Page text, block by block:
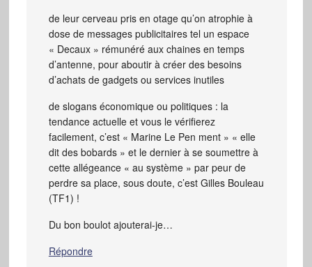
de leur cerveau pris en otage qu’on atrophie à
dose de messages publicitaires tel un espace
« Decaux » rémunéré aux chaines en temps
d’antenne, pour aboutir à créer des besoins
d’achats de gadgets ou services inutiles
de slogans économique ou politiques : la
tendance actuelle et vous le vérifierez
facilement, c’est « Marine Le Pen ment » « elle
dit des bobards » et le dernier à se soumettre à
cette allégeance « au système » par peur de
perdre sa place, sous doute, c’est Gilles Bouleau
(TF1) !
Du bon boulot ajouterai-je…
Répondre